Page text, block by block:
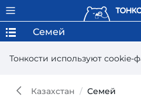
Тонкости используют сookie-
Семей
Казахстан Семей